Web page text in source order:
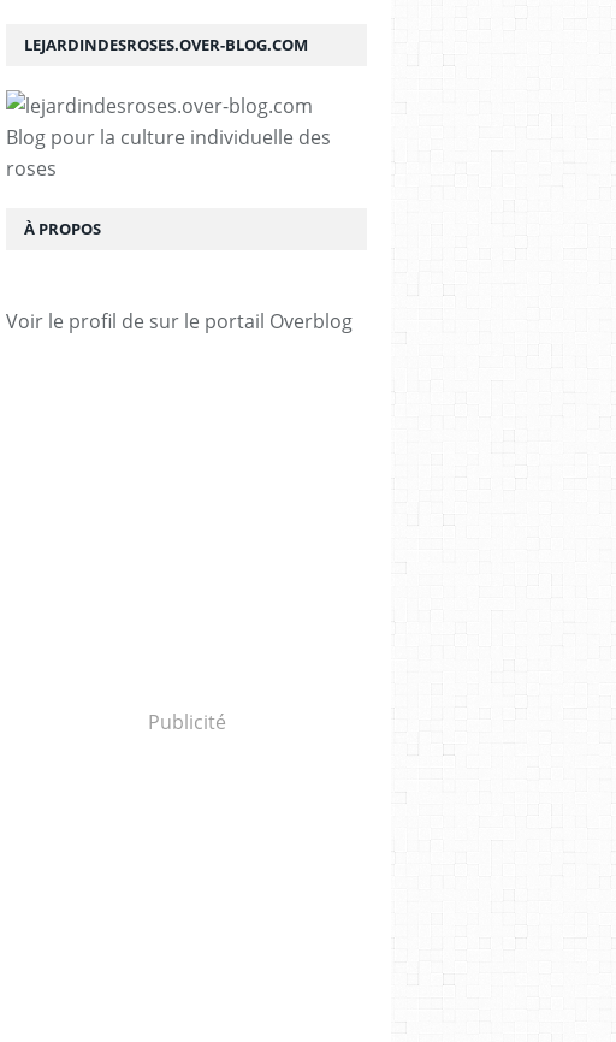
LEJARDINDESROSES.OVER-BLOG.COM
Blog pour la culture individuelle des
roses
À PROPOS
Voir le profil de sur le portail Overblog
Publicité